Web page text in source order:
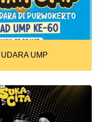
UMP